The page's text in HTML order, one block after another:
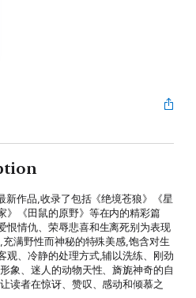
新作品,收录了包括《绝境苍狼》《星
》《田鼠的原野》等在内的精彩篇
恨情仇、荣辱悲喜和生离死别为表现
满野性而神秘的特殊美感,饱含对生
观、冷静的处理方式,辅以洗练、刚劲
象、迷人的动物天性、旖旎神奇的自
读者在惊讶、赞叹、感动和倾慕之